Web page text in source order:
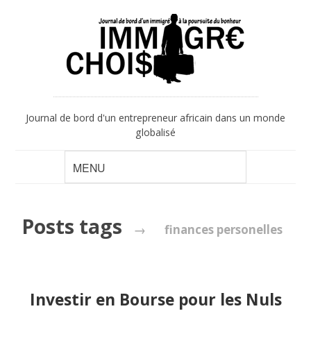
Journal de bord d'un entrepreneur africain dans un monde
globalisé
Posts tags → finances personelles
Investir en Bourse pour les Nuls